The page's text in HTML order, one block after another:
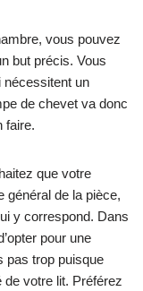
vous pouvez
but précis. Vous
nécessitent un
de chevet va donc
faire.
que votre
général de la pièce,
y correspond. Dans
pour une
pas trop puisque
de votre lit. Préférez